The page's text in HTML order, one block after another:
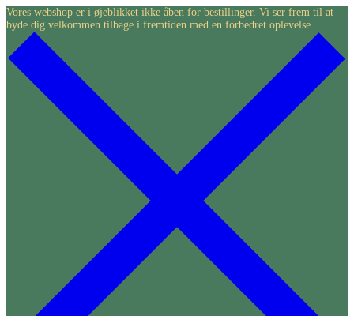
Skip
to
content
Vores webshop er i øjeblikket ikke åben for bestillinger. Vi ser frem til at
byde dig velkommen tilbage i fremtiden med en forbedret oplevelse.